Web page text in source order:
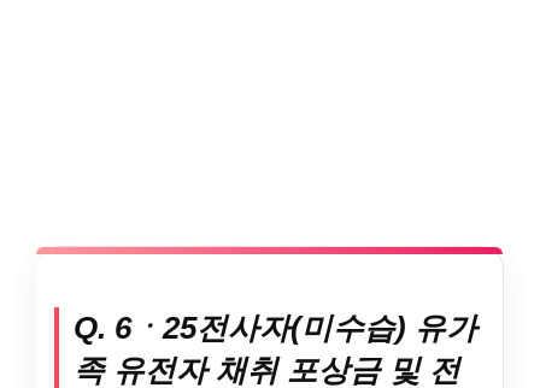
Q. 6ㆍ25전사자(미수습) 유가
족 유전자 채취 포상금 및 전